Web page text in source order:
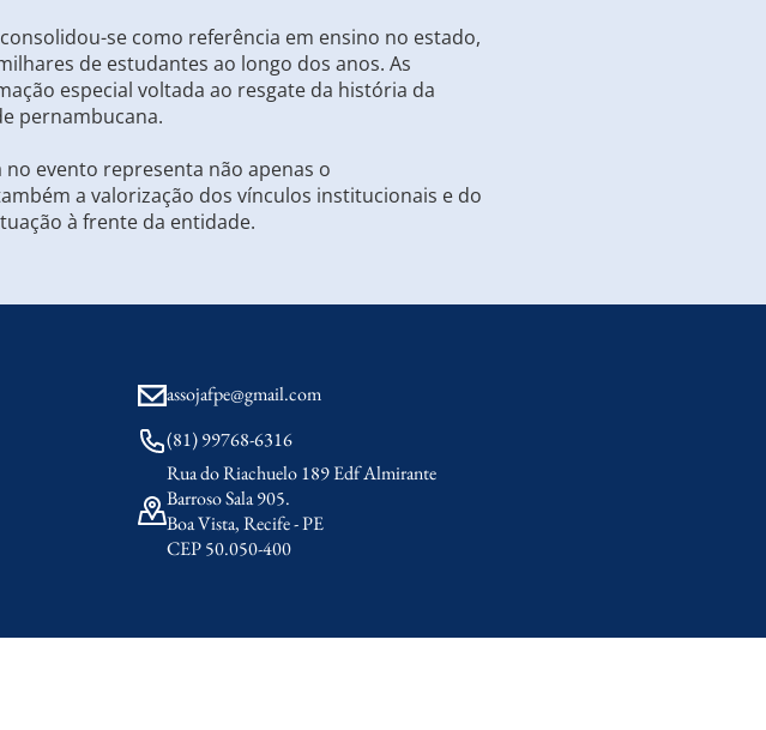
se como referência em ensino no estado,
de estudantes ao longo dos anos. As
especial voltada ao resgate da história da
pernambucana.
evento representa não apenas o
a valorização dos vínculos institucionais e do
à frente da entidade.
assojafpe@gmail.com
(81) 99768-6316
Rua do Riachuelo 189 Edf Almirante
Barroso Sala 905.
Boa Vista, Recife - PE
CEP 50.050-400